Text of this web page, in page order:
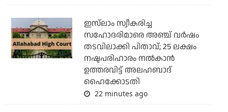
ഇസ്‌ലാം സ്വീകരിച്ച
സഹോദരിമാരെ അഞ്ച് വര്‍ഷം
തടവിലാക്കി പിതാവ്; 25 ലക്ഷം
നഷ്ടപരിഹാരം നല്‍കാന്‍
ഉത്തരവിട്ട് അലഹബാദ്
ഹൈക്കോടതി
22 minutes ago